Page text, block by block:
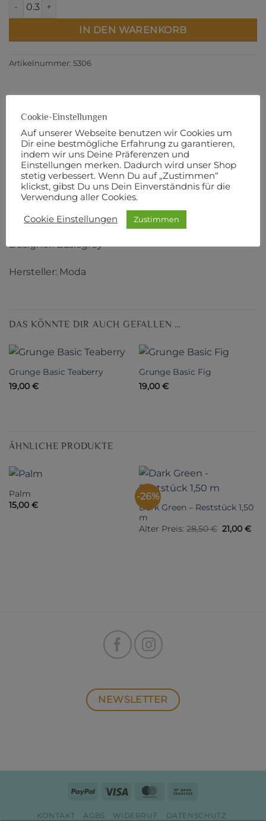
IN DEN WARENKORB
Artikelnummer: 5306
ZUSÄTZLICHE INFORMATIONEN
PRODUKTSICHERHEIT
110 cm Breite
100% Baumwolle
Designer: Basicgrey
Hersteller: Moda
DAS KÖNNTE DIR AUCH GEFALLEN …
Grunge Basic Teaberry
19,00 €
Grunge Basic Fig
19,00 €
ÄHNLICHE PRODUKTE
Palm
15,00 €
-26%
Dark Green – Reststück 1,50
m
Alter Preis: 28,50€
Preis
21,00 €
NEWSLETTER
PayPal Visa MasterCard
KONTAKT AGBS WIDERRUF
DATENSCHUTZ
Cookie-Einstellungen
Auf unserer Webseite benutzen wir Cookies um
Dir eine bestmögliche Erfahrung zu garantieren,
indem wir uns Deine Präferenzen und
Einstellungen merken. Dadurch wird unser Shop
stetig verbessert. Wenn Du auf „Zustimmen“
klickst, gibst Du uns Dein Einverständnis für die
Verwendung aller Cookies.
Cookie Einstellungen Zustimmen